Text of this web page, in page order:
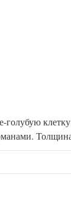
голубую